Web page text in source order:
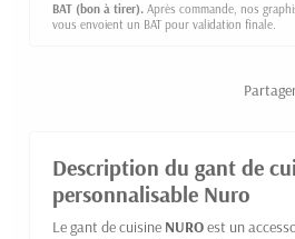
BAT (bon à tirer). Après commande, nos
vous envoient un BAT pour validation finale.
Description du gant de
personnalisable Nuro
Le gant de cuisine NUROest un